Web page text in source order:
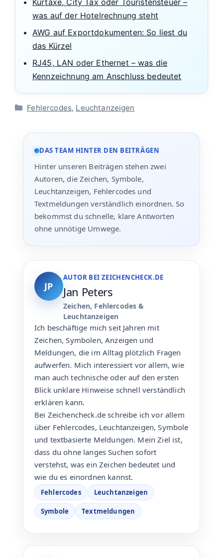
was auf der Hotelrechnung steht
AWG auf Exportdokumenten: So liest du
das Kürzel
RJ45, LAN oder Ethernet – was die
Kennzeichnung am Anschluss bedeutet
Kategorien
Fehlercodes, Leuchtanzeigen
DAS TEAM HINTER DEN BEITRÄGEN
Hinter unseren Beiträgen stehen zwei
Autoren, die Zeichen, Symbole,
Leuchtanzeigen, Fehlercodes und
Textmeldungen verständlich einordnen. So
bekommst du schnelle, klare Antworten
ohne unnötige Umwege.
JP
AUTOR BEI ZEICHENCHECK.DE
Jan Peters
Zeichen, Fehlercodes &
Leuchtanzeigen
Ich beschäftige mich seit Jahren mit
Zeichen, Symbolen, Anzeigen und
Meldungen, die im Alltag plötzlich Fragen
aufwerfen. Mich interessiert vor allem, wie
man auch technische oder auf den ersten
Blick unklare Hinweise schnell verständlich
erklären kann.
Bei Zeichencheck.de schreibe ich vor allem
über Fehlercodes, Leuchtanzeigen, Symbole
und textbasierte Meldungen. Mein Ziel ist,
dass du ohne langes Suchen sofort
verstehst, was ein Zeichen bedeutet und
wie du es einordnen kannst.
Fehlercodes Leuchtanzeigen
Symbole Textmeldungen